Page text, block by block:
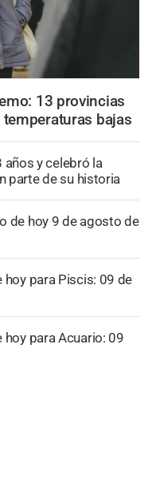
13 provincias
bajas
y celebró la
parte de su historia
de hoy 9 de agosto de
para Piscis: 09 de
para Acuario: 09